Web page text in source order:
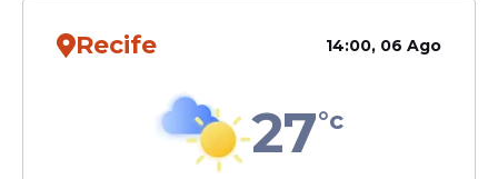
Eleições
Marcone Chaveiro, torcedor
símbolo do Sport, anuncia
Recife 14:00, 06 Ago
27°c